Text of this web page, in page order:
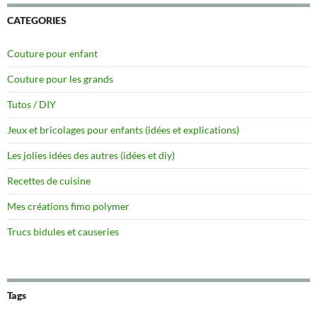
CATEGORIES
Couture pour enfant
Couture pour les grands
Tutos / DIY
Jeux et bricolages pour enfants (idées et explications)
Les jolies idées des autres (idées et diy)
Recettes de cuisine
Mes créations fimo polymer
Trucs bidules et causeries
Tags